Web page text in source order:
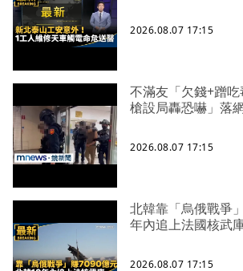
2026.08.07 17:15
不滿友「欠錢+蹭
槍設局轟恐嚇」落
2026.08.07 17:15
北韓靠「烏俄戰爭
年內追上法國核武
2026.08.07 17:15